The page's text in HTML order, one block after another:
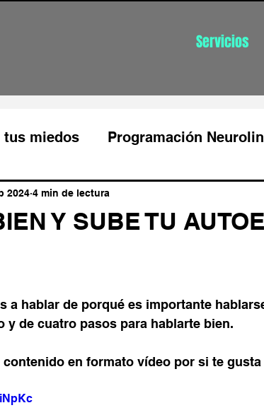
Servicios
tus miedos Programación
Y SUBE TU
2024 4 min de lectura
a hablar de porqué es importante
y de cuatro pasos para hablarte bien.
contenido en formato vídeo por si te gusta